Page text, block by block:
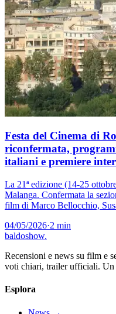
Festa del Cinema di
riconfermata,
italiani e premiere
La 21ª edizione (14-25
Malanga. Confermata la
film di Marco Bellocchio,
04/05/2026·2 min
baldoshow.
Recensioni e news su film e
voti chiari, trailer ufficiali. Un
Esplora